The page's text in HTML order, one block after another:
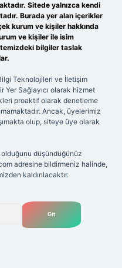
Sitede yalnızca kendi
Burada yer alan içerikler
kurum ve kişiler hakkında
ve kişiler ile isim
bilgiler taslak
Teknolojileri ve İletişim
Yer Sağlayıcı olarak hizmet
proaktif olarak denetleme
Ancak, üyelerimiz
olup, siteye üye olarak
düşündüğünüz
adresine bildirmeniz halinde,
kaldırılacaktır.